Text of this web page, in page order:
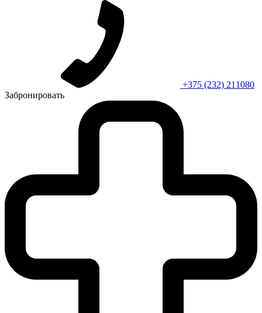
+375 (232) 211080
Забронировать